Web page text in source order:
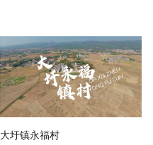
大圩镇永福村